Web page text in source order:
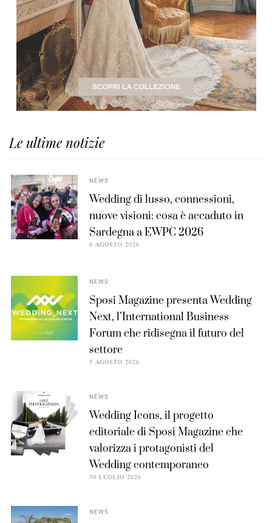
Le ultime notizie
NEWS
Wedding di lusso, connessioni,
nuove visioni: cosa è accaduto in
Sardegna a EWPC 2026
6 AGOSTO 2026
NEWS
Sposi Magazine presenta Wedding
Next, l’International Business
Forum che ridisegna il futuro del
settore
5 AGOSTO 2026
NEWS
Wedding Icons, il progetto
editoriale di Sposi Magazine che
valorizza i protagonisti del
Wedding contemporaneo
30 LUGLIO 2026
NEWS